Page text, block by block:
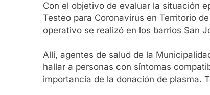
Con el objetivo de evaluar la situación
Testeo para Coronavirus en Territorio
operativo se realizó en los barrios San
Allí, agentes de salud de la
hallar a personas con síntomas
importancia de la donación de plasma.